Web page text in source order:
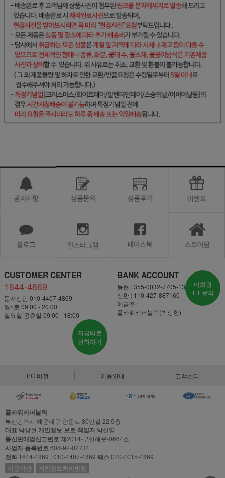
CUSTOMER CENTER
1644-4869
문자상담 010-4407-4869
월~토 09:00 - 20:00
일요일·공휴일 09:00 - 18:00
지금바로
전화하기
BANK ACCOUNT
농협 : 355-0032-7705-13
신한 : 110-427-887160
예금주 :
플라워리퍼블릭(박상현)
비회원
1:1 문의
PC 버전 이용안내 고객센터
플라워리퍼블릭
부산광역시 해운대구 양운로 80번길 22,9층
대표 박상현 개인정보 보호 책임자 박신영
통신판매업신고번호제2014-부산해운-0664호
사업자 등록번호608-92-02734
전화 1644-4869 , 010-4407-4869 팩스070-4015-4869
이용약관
개인정보처리방침